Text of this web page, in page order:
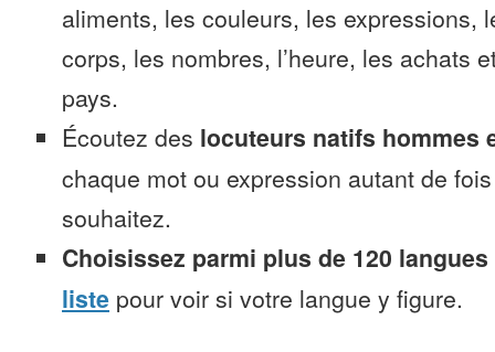
aliments, les couleurs, les expressions,
corps, les nombres, l’heure, les achats
pays.
Écoutez des locuteurs natifs hommes
chaque mot ou expression autant de
souhaitez.
Choisissez parmi plus de 120 langues
liste pour voir si votre langue y figure.